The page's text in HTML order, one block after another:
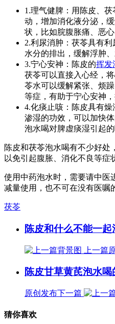
1.理气健脾：用陈皮、
动，增加消化液分泌，
状，比如脘腹胀痛、恶心
2.利尿消肿：茯苓具有
水分的排出，缓解浮肿、
3.宁心安神：陈皮的挥发
茯苓可以直接入心经，
苓水可以缓解紧张、烦
等症，有助于宁心安神，
4.化痰止咳：陈皮具有
渗湿的功效，可以加快
泡水喝对脾虚痰湿引起
陈皮和茯苓泡水喝有不少好处
以免引起腹胀、消化不良等症
使用中药泡水时，需要请中医
减量使用，也不可在没有医嘱
茯苓
陈皮和什么不能一起
上一篇
陈皮甘草黄芪泡水喝
原创发布下一篇
猜你喜欢